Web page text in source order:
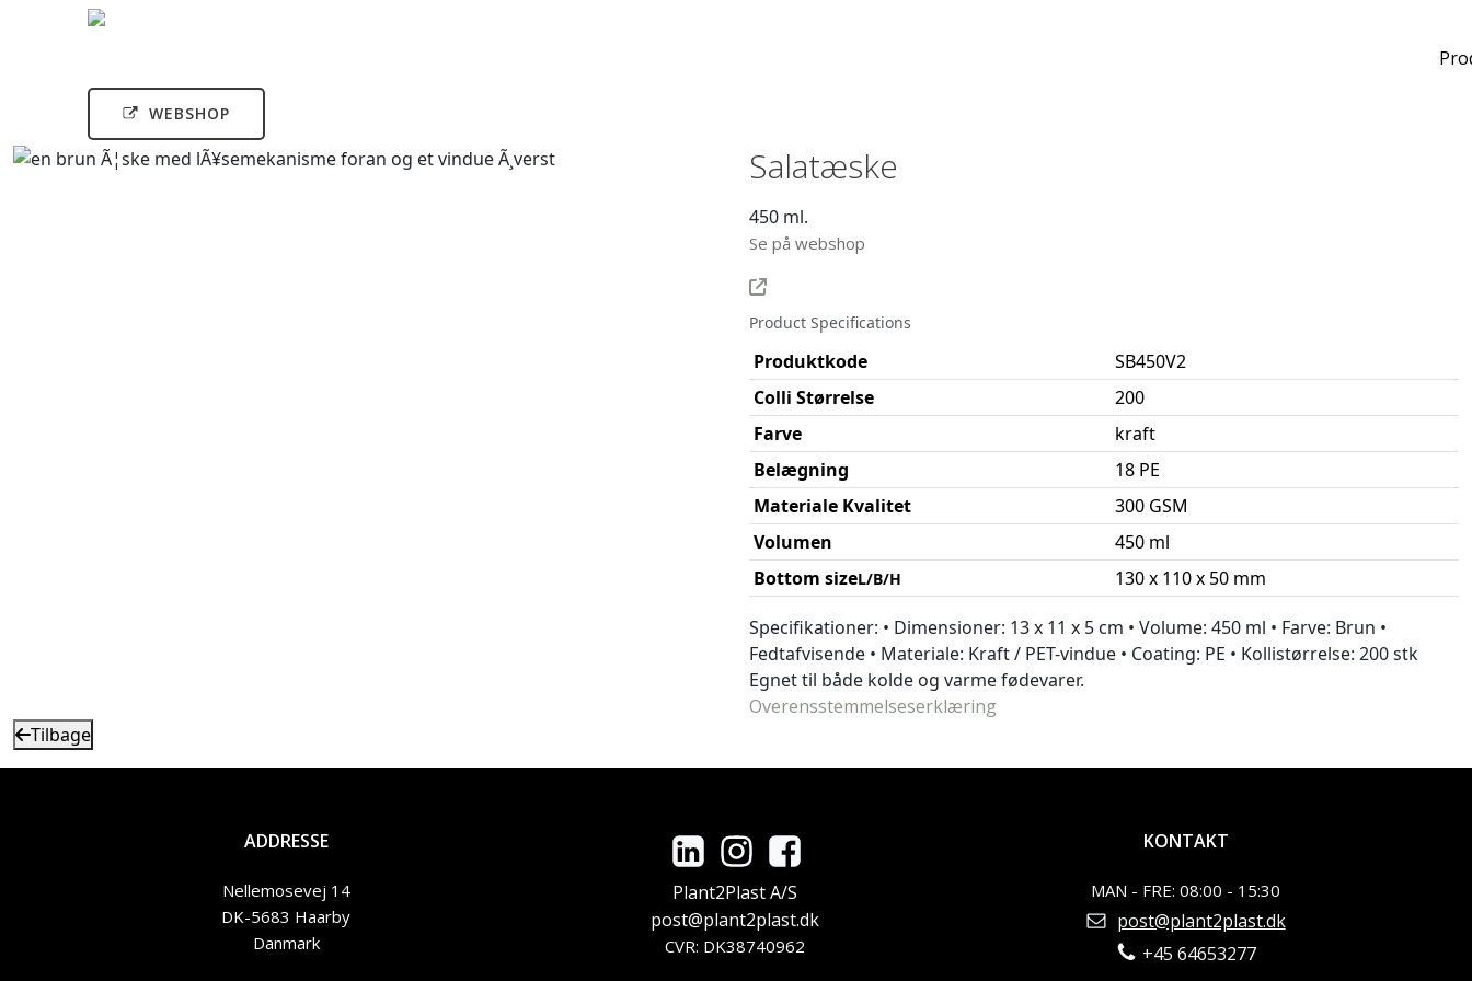
WEBSHOP
Salatæske
450 ml.
Se på webshop
Product Specifications
Produktkode
SB450V2
Colli Størrelse
200
Farve
kraft
Belægning
18 PE
Materiale Kvalitet
300 GSM
Volumen
450 ml
Bottom sizeL/B/H 130 x 110 x 50 mm
Specifikationer: • Dimensioner: 13 x 11 x 5 cm • Volume: 450 ml • Farve: Brun •
Fedtafvisende • Materiale: Kraft / PET-vindue • Coating: PE • Kollistørrelse: 200 stk
Egnet til både kolde og varme fødevarer.
Overensstemmelseserklæring
Tilbage
ADDRESSE
Nellemosevej 14
DK-5683 Haarby
Danmark
Plant2Plast A/S
post@plant2plast.dk
CVR: DK38740962
KONTAKT
MAN - FRE: 08:00 - 15:30
post@plant2plast.dk
+45 64653277